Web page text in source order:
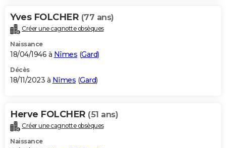
Yves FOLCHER (77 ans)
Créer une cagnotte obsèques
Naissance
18/04/1946 à Nîmes (Gard)
Décès
18/11/2023 à Nîmes (Gard)
Herve FOLCHER (51 ans)
Créer une cagnotte obsèques
Naissance